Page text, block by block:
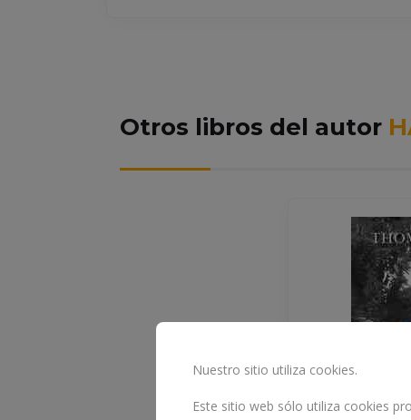
Otros libros del autor
Nuestro sitio utiliza cookies.
Este sitio web sólo utiliza cookies